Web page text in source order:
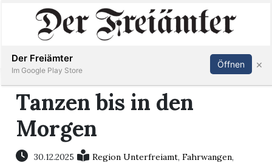
Immobilien
Veranstaltungen
Inserieren Abonnieren Anmelden
Tanzen bis in den
Morgen
30.12.2025 Region Unterfreiamt,Fahrwangen,
Der Freiämter
Im Google Play Store
Öffnen ×